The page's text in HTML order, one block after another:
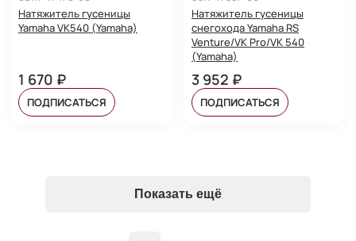
Натяжитель гусеницы
Yamaha VK540 (Yamaha)
1 670 ₽
ПОДПИСАТЬСЯ
Натяжитель гусеницы
снегохода Yamaha RS
Venture/VK Pro/VK 540
(Yamaha)
3 952 ₽
ПОДПИСАТЬСЯ
Показать ещё